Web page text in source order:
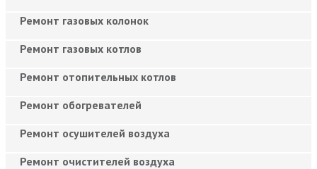
Ремонт газовых колонок
Ремонт газовых котлов
Ремонт отопительных котлов
Ремонт обогревателей
Ремонт осушителей воздуха
Ремонт очистителей воздуха